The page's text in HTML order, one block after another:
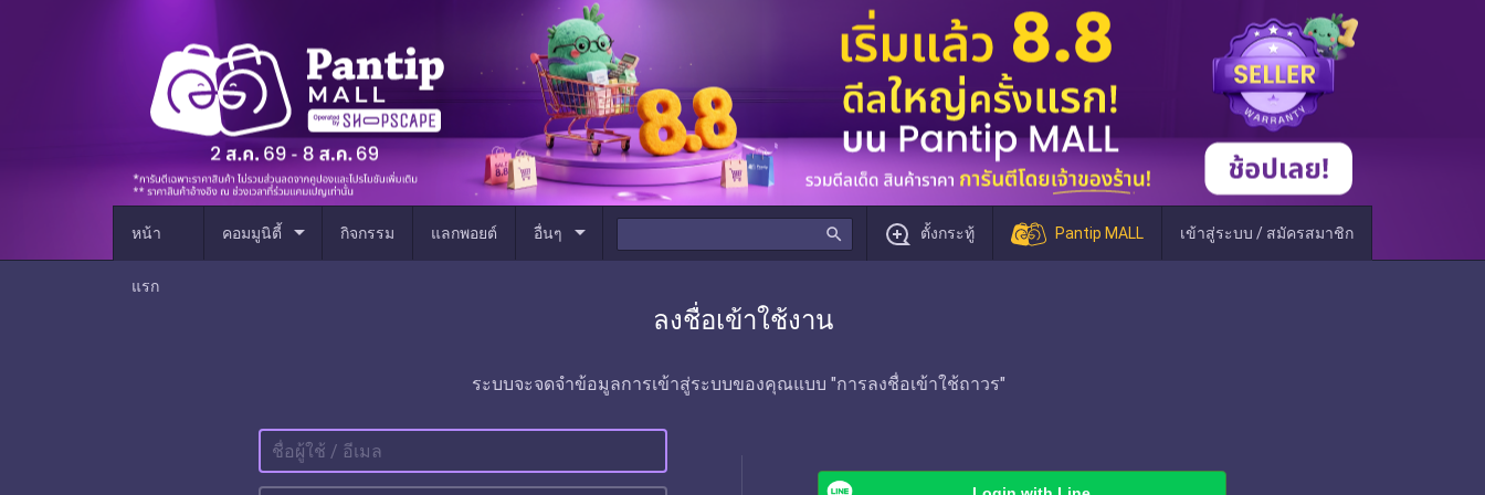
หน้า
แรก
คอมมูนิตี้ arrow_drop_down กิจกรรม แลกพอยต์ อื่นๆ arrow_drop_down search ตั้งกระทู้ Pantip MALL เข้าสู่ระบบ / สมัครสมาชิก
ลงชื่อเข้าใช้งาน
ระบบจะจดจำข้อมูลการเข้าสู่ระบบของคุณแบบ "การลงชื่อเข้าใช้ถาวร"